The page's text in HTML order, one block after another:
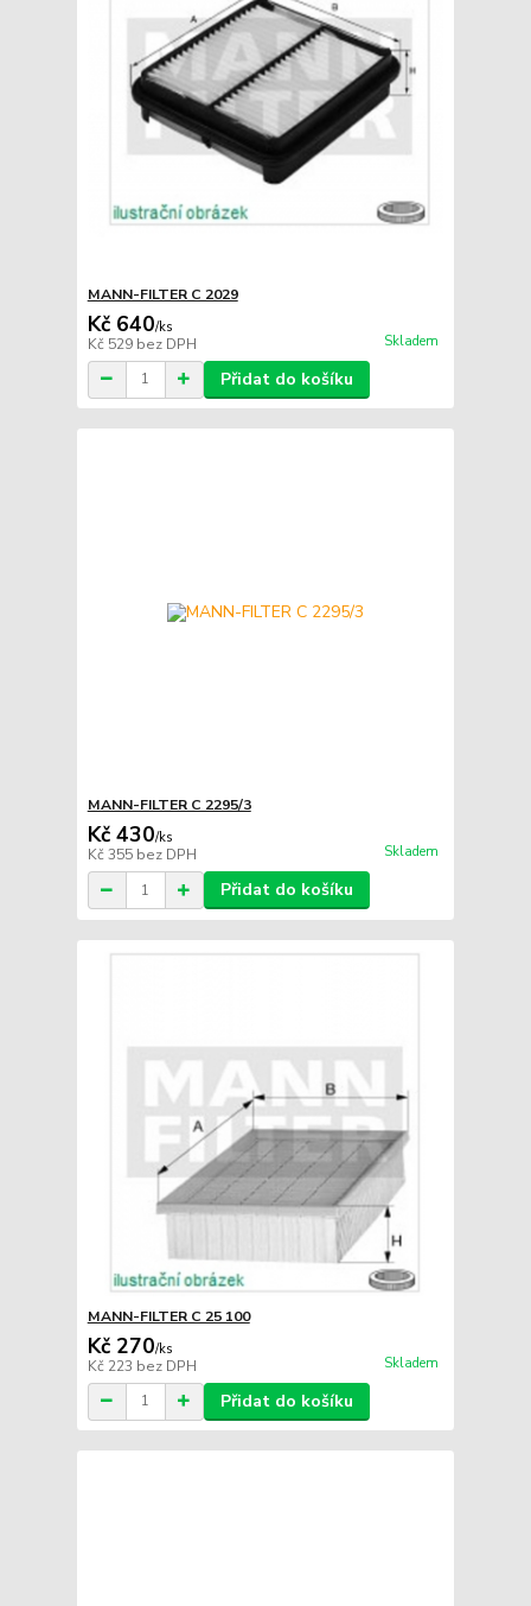
MANN-FILTER C 2029
Kč 640/ks
Kč 529 bez DPH Skladem
Přidat do košíku
MANN-FILTER C 2295/3
Kč 430/ks
Kč 355 bez DPH Skladem
Přidat do košíku
MANN-FILTER C 25 100
Kč 270/ks
Kč 223 bez DPH Skladem
Přidat do košíku